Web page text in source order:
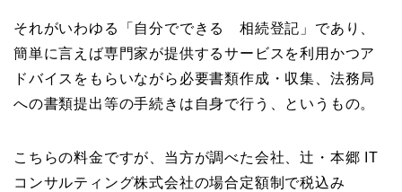
それがいわゆる「自分でできる 相続登記」であり、
簡単に言えば専門家が提供するサービスを利用かつア
ドバイスをもらいながら必要書類作成・収集、法務局
への書類提出等の手続きは自身で行う、というもの。
こちらの料金ですが、当方が調べた会社、辻・本郷 IT
コンサルティング株式会社の場合定額制で税込み